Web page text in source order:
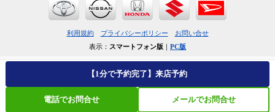
【1分で予約完了】来店予約
電話でお問合せ メールでお問合せ
利用規約 プライバシーポリシー
お問い合せ
表示： スマートフォン版 PC版